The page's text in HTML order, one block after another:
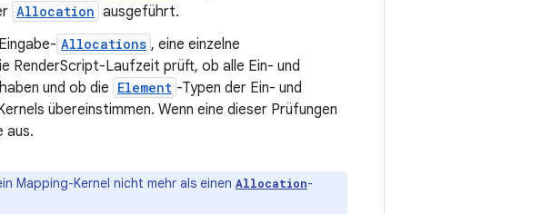
Allocation ausgeführt.
Allocations , eine einzelne
RenderScript-Laufzeit prüft, ob alle Ein- und
und ob die Element -Typen der Ein- und
übereinstimmen. Wenn eine dieser Prüfungen
aus.
Mapping-Kernel nicht mehr als einen Allocation-